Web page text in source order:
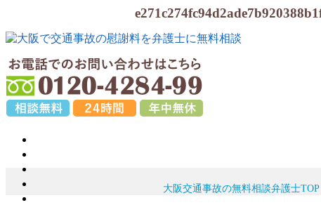
大阪交通事故の無料相談弁護士TOP